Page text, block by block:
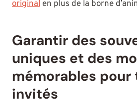
original en plus de la borne
Garantir des
uniques et des
mémorables pour
invités